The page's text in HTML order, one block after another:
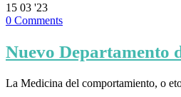
15 03 '23
0 Comments
Nuevo Departamento
La Medicina del comportamiento, o